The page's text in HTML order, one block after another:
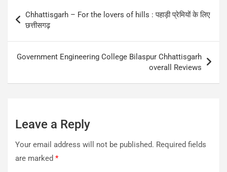
Post
navigation
Chhattisgarh – For the lovers of hills : पहाड़ी प्रेमियों के लिए
छत्तीसगढ़
Government Engineering College Bilaspur Chhattisgarh
overall Reviews
Leave a Reply
Your email address will not be published. Required fields
are marked *